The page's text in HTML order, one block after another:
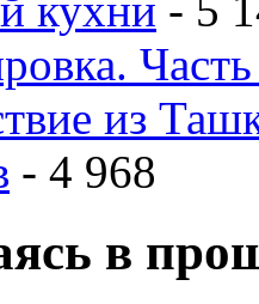
из
- 4 968
в